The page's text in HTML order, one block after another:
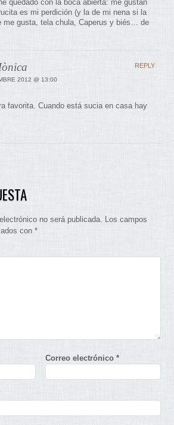
quedado con la boca abierta: me gustan
es mi perdición (y la de mi nena si la
me gusta, tela chula, Caperus y biés… de
2012 @ 13:00
favorita. Cuando está sucia en casa hay
REPLY
no será publicada. Los campos
con*
Correo electrónico*